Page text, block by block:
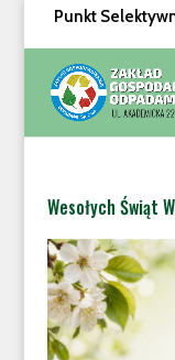
Punkt
Wesołych Świąt